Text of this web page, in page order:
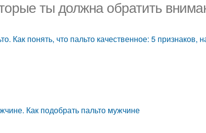
ты должна обратить
Как понять, что пальто качественное: 5 признаков,
Как подобрать пальто мужчине